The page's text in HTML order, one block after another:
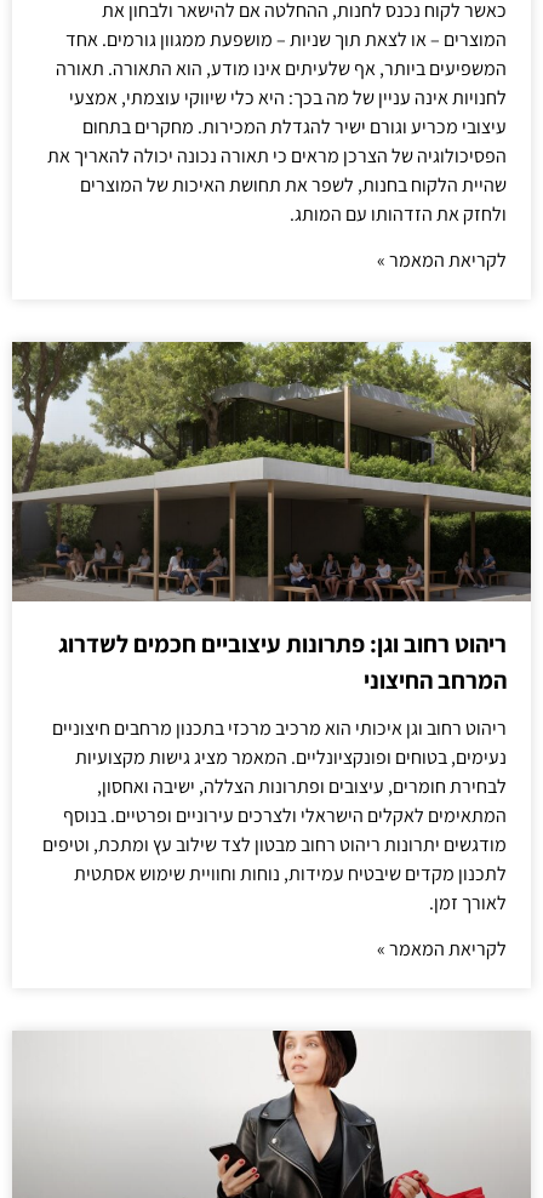
כאשר לקוח נכנס לחנות, ההחלטה אם להישאר ולבחון את
המוצרים – או לצאת תוך שניות – מושפעת ממגוון גורמים. אחד
המשפיעים ביותר, אף שלעיתים אינו מודע, הוא התאורה. תאורה
לחנויות אינה עניין של מה בכך: היא כלי שיווקי עוצמתי, אמצעי
עיצובי מכריע וגורם ישיר להגדלת המכירות. מחקרים בתחום
הפסיכולוגיה של הצרכן מראים כי תאורה נכונה יכולה להאריך את
שהיית הלקוח בחנות, לשפר את תחושת האיכות של המוצרים
ולחזק את הזדהותו עם המותג.
לקריאת המאמר »
ריהוט רחוב וגן: פתרונות עיצוביים חכמים לשדרוג
המרחב החיצוני
ריהוט רחוב וגן איכותי הוא מרכיב מרכזי בתכנון מרחבים חיצוניים
נעימים, בטוחים ופונקציונליים. המאמר מציג גישות מקצועיות
לבחירת חומרים, עיצובים ופתרונות הצללה, ישיבה ואחסון,
המתאימים לאקלים הישראלי ולצרכים עירוניים ופרטיים. בנוסף
מודגשים יתרונות ריהוט רחוב מבטון לצד שילוב עץ ומתכת, וטיפים
לתכנון מקדים שיבטיח עמידות, נוחות וחוויית שימוש אסתטית
לאורך זמן.
לקריאת המאמר »